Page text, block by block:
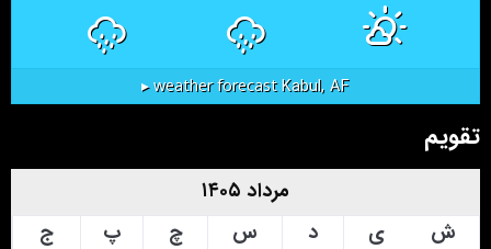
Kabul, AF
weather forecast ▸
تقویم
مرداد ۱۴۰۵
ش
ی د س چ پ ج